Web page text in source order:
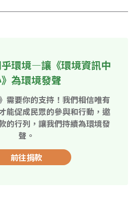
環境—讓《環境資訊中
為環境發聲
需要你的支持！我們相信唯有
能促成民眾的參與和行動，邀
的行列，讓我們持續為環境發
聲。
前往捐款